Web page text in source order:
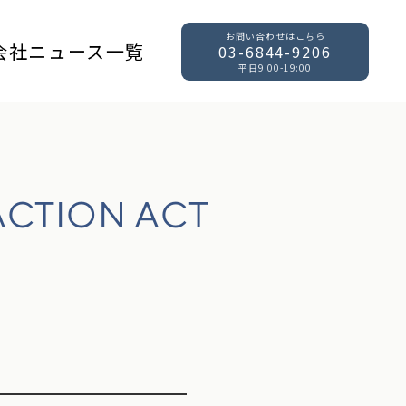
社ニュース一覧
お問い合わせはこちら
03-6844-9206
平日9:00-19:00
ACT